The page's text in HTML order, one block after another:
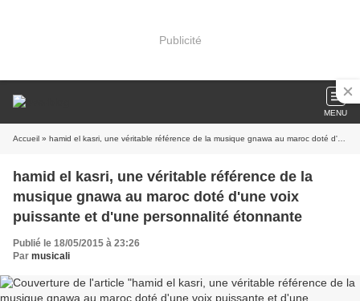
Publicité
MENU
Accueil » hamid el kasri, une véritable référence de la musique gnawa au maroc doté d'une voix puissante et d'une personnalité étonnante
hamid el kasri, une véritable référence de la
musique gnawa au maroc doté d'une voix
puissante et d'une personnalité étonnante
Publié le 18/05/2015 à 23:26
Par musicali